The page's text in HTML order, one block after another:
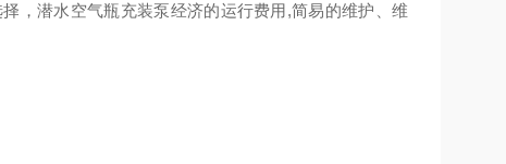
，潜水空气瓶充装泵经济的运行费用,简易的维护、维